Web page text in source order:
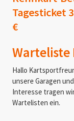
Tagesticket
€
Warteliste
Hallo
unsere Garagen
Interesse tragen
Wartelisten ein.